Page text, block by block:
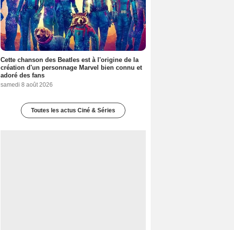
Cette chanson des Beatles est à l'origine de la
création d'un personnage Marvel bien connu et
adoré des fans
samedi 8 août 2026
Toutes les actus Ciné & Séries